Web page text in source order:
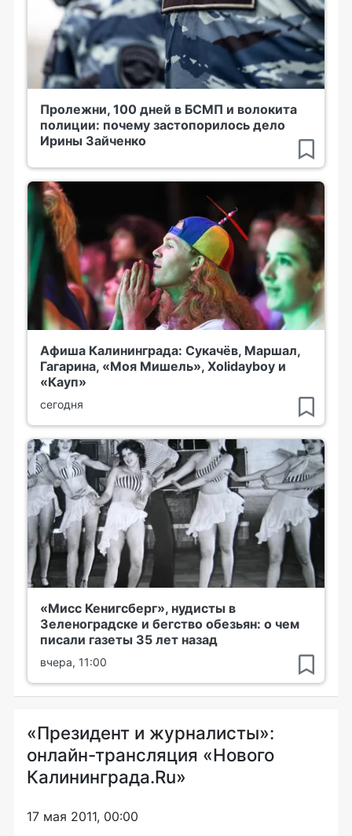
Пролежни, 100 дней в БСМП и волокита
полиции: почему застопорилось дело
Ирины Зайченко
Афиша Калининграда: Сукачёв, Маршал,
Гагарина, «Моя Мишель», Xolidayboy и
«Кауп»
сегодня
«Мисс Кенигсберг», нудисты в
Зеленоградске и бегство обезьян: о чем
писали газеты 35 лет назад
вчера, 11:00
«Президент и журналисты»:
онлайн-трансляция «Нового
Калининграда.Ru»
17 мая 2011, 00:00